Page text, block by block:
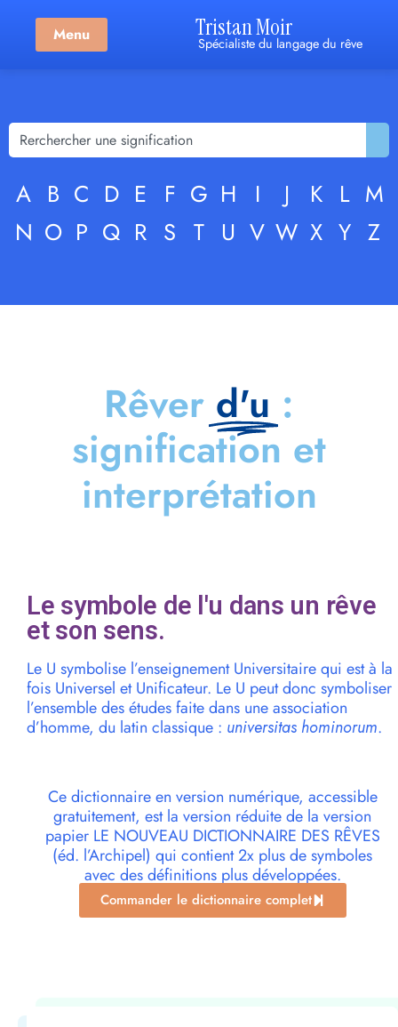
Menu Tristan Moir
Spécialiste du langage du rêve
A B C D E F G H I J K L M
N O P Q R S T U V W X Y Z
Rêver d'u :
signification et
interprétation
Le symbole de l'u dans un rêve
et son sens.
Le U symbolise l’enseignement Universitaire qui est à la
fois Universel et Unificateur. Le U peut donc symboliser
l’ensemble des études faite dans une association
d’homme, du latin classique : universitas hominorum.
Ce dictionnaire en version numérique, accessible
gratuitement, est la version réduite de la version
papier LE NOUVEAU DICTIONNAIRE DES RÊVES
(éd. l’Archipel) qui contient 2x plus de symboles
avec des définitions plus développées.
Commander le dictionnaire complet